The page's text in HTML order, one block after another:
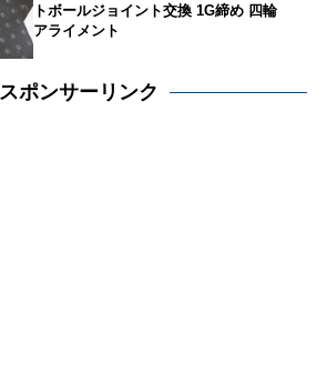
トボールジョイント交換 1G締め 四輪
アライメント
スポンサーリンク